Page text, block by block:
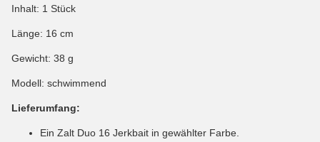
Inhalt: 1 Stück
Länge: 16 cm
Gewicht: 38 g
Modell: schwimmend
Lieferumfang:
Ein Zalt Duo 16 Jerkbait in gewählter Farbe.